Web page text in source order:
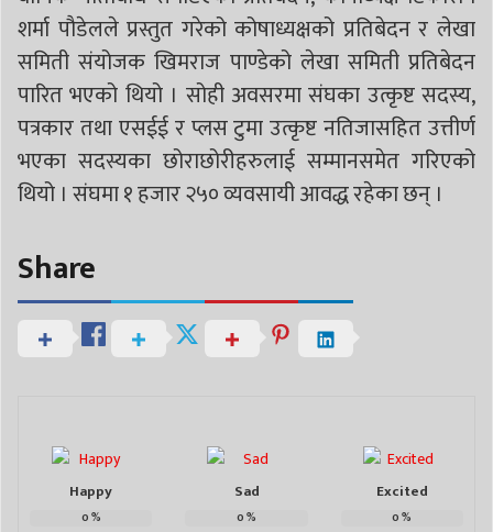
शर्मा पौडेलले प्रस्तुत गरेको कोषाध्यक्षको प्रतिबेदन र लेखा
समिती संयोजक खिमराज पाण्डेको लेखा समिती प्रतिबेदन
पारित भएको थियो । सोही अवसरमा संघका उत्कृष्ट सदस्य,
पत्रकार तथा एसईई र प्लस टुमा उत्कृष्ट नतिजासहित उत्तीर्ण
भएका सदस्यका छोराछोरीहरुलाई सम्मानसमेत गरिएको
थियो । संघमा १ हजार २५० व्यवसायी आवद्ध रहेका छन् ।
Share
Happy
0%
Sad
0%
Excited
0%